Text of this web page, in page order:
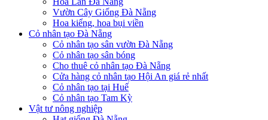
Vườn Cây Giống Đà Nẵng
Hoa kiểng, hoa bụi viền
Cỏ nhân tạo Đà Nẵng
Cỏ nhân tạo sân vườn Đà Nẵng
Cỏ nhân tạo sân bóng
Cho thuê cỏ nhân tạo Đà Nẵng
Cửa hàng cỏ nhân tạo Hội An giá rẻ nhất
Cỏ nhân tạo tại Huế
Cỏ nhân tạo Tam Kỳ
Vật tư nông nghiệp